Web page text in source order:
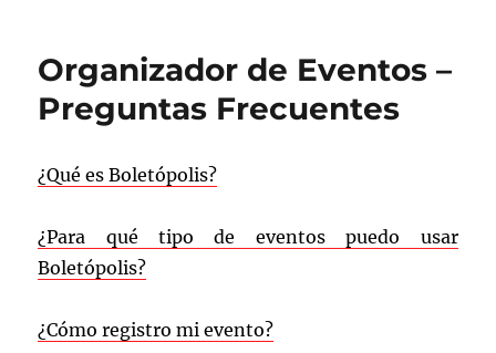
o
o
k
rt
ir
Organizador de Eventos –
Preguntas Frecuentes
¿Qué es Boletópolis?
¿Para qué tipo de eventos puedo usar
Boletópolis?
¿Cómo registro mi evento?